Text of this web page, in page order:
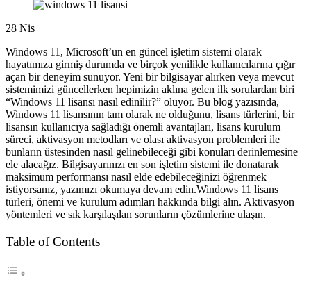
28 Nis
Windows 11, Microsoft’un en güncel işletim sistemi olarak
hayatımıza girmiş durumda ve birçok yenilikle kullanıcılarına çığır
açan bir deneyim sunuyor. Yeni bir bilgisayar alırken veya mevcut
sistemimizi güncellerken hepimizin aklına gelen ilk sorulardan biri
“Windows 11 lisansı nasıl edinilir?” oluyor. Bu blog yazısında,
Windows 11 lisansının tam olarak ne olduğunu, lisans türlerini, bir
lisansın kullanıcıya sağladığı önemli avantajları, lisans kurulum
süreci, aktivasyon metodları ve olası aktivasyon problemleri ile
bunların üstesinden nasıl gelinebileceği gibi konuları derinlemesine
ele alacağız. Bilgisayarınızı en son işletim sistemi ile donatarak
maksimum performansı nasıl elde edebileceğinizi öğrenmek
istiyorsanız, yazımızı okumaya devam edin.Windows 11 lisans
türleri, önemi ve kurulum adımları hakkında bilgi alın. Aktivasyon
yöntemleri ve sık karşılaşılan sorunların çözümlerine ulaşın.
Table of Contents